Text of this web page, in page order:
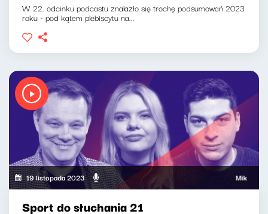
W 22. odcinku podcastu znalazło się trochę podsumowań 2023
roku - pod kątem plebiscytu na...
19 listopada 2023 Mikołaj
Sport do słuchania 21